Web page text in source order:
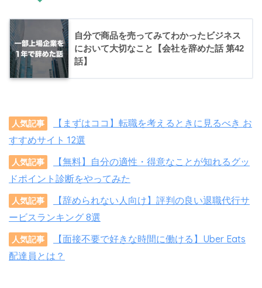
自分で商品を売ってみてわかったビジネス
において大切なこと【会社を辞めた話 第42
話】
人気記事
【まずはココ】転職を考えるときに見るべき お
すすめサイト 12選
人気記事
【無料】自分の適性・得意なことが知れるグッ
ドポイント診断をやってみた
人気記事
【辞められない人向け】評判の良い退職代行サ
ービスランキング 8選
人気記事
【面接不要で好きな時間に働ける】Uber Eats
配達員とは？